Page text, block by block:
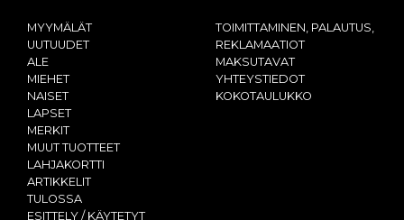
MYYMÄLÄT
UUTUUDET
ALE
MIEHET
NAISET
LAPSET
MERKIT
MUUT TUOTTEET
LAHJAKORTTI
ARTIKKELIT
TULOSSA
ESITTELY / KÄYTETYT
TOIMITTAMINEN, PALAUTUS,
REKLAMAATIOT
MAKSUTAVAT
YHTEYSTIEDOT
KOKOTAULUKKO